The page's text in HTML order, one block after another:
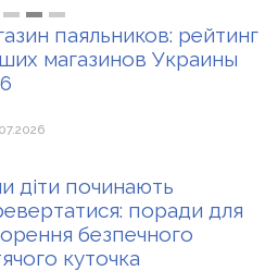
паяльников: рейтинг
магазинов Украины
діти починають
поради для
безпечного
куточка